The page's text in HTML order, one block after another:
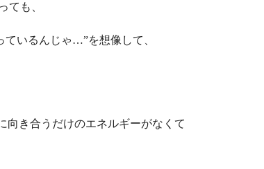
ても、
いるんじゃ…”を想像して、
向き合うだけのエネルギーがなくて